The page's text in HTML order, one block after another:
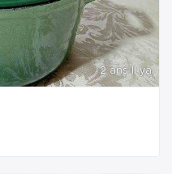
2 ans Il ya